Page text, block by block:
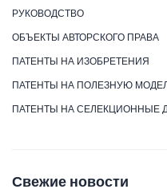
РУКОВОДСТВО
ОБЪЕКТЫ АВТОРСКОГО ПРАВА
ПАТЕНТЫ НА ИЗОБРЕТЕНИЯ
ПАТЕНТЫ НА ПОЛЕЗНУЮ
ПАТЕНТЫ НА СЕЛЕКЦИОННЫЕ
Свежие новости